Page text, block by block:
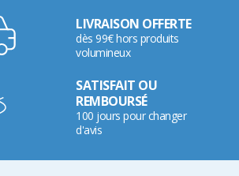
LIVRAISON OFFERTE
dès 99€ hors produits
volumineux
SATISFAIT OU
REMBOURSÉ
100 jours pour changer
d'avis